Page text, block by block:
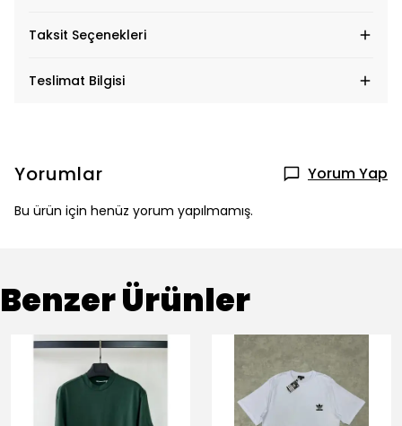
Taksit Seçenekleri
Teslimat Bilgisi
Yorumlar Yorum Yap
Bu ürün için henüz yorum yapılmamış.
Benzer Ürünler